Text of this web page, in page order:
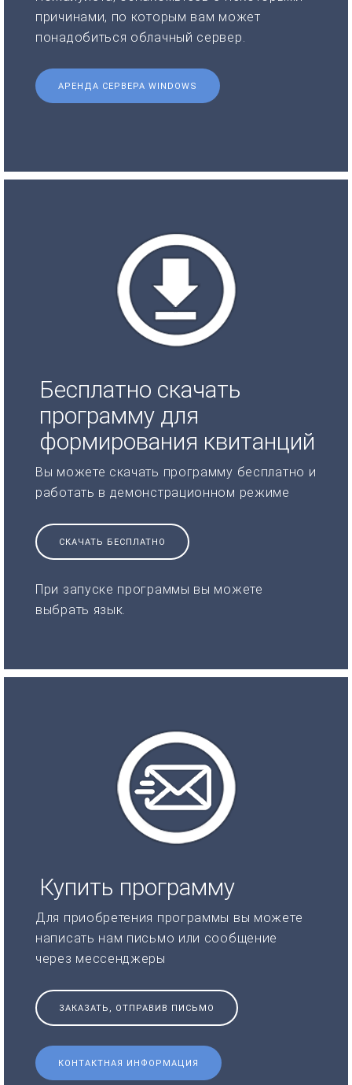
причинами, по которым вам может
понадобиться облачный сервер.
АРЕНДА СЕРВЕРА WINDOWS
Бесплатно скачать
программу для
формирования квитанций
Вы можете скачать программу бесплатно и
работать в демонстрационном режиме
СКАЧАТЬ БЕСПЛАТНО
При запуске программы вы можете
выбрать язык.
Купить программу
Для приобретения программы вы можете
написать нам письмо или сообщение
через мессенджеры
ЗАКАЗАТЬ, ОТПРАВИВ ПИСЬМО
КОНТАКТНАЯ ИНФОРМАЦИЯ